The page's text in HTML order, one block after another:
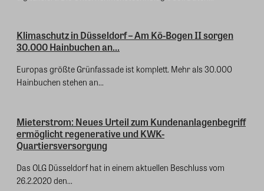
Klimaschutz in Düsseldorf – Am Kö-Bogen II sorgen
30.000 Hainbuchen an...
Europas größte Grünfassade ist komplett. Mehr als 30.000
Hainbuchen stehen an...
Mieterstrom: Neues Urteil zum Kundenanlagenbegriff
ermöglicht regenerative und KWK-
Quartiersversorgung
Das OLG Düsseldorf hat in einem aktuellen Beschluss vom
26.2.2020 den...